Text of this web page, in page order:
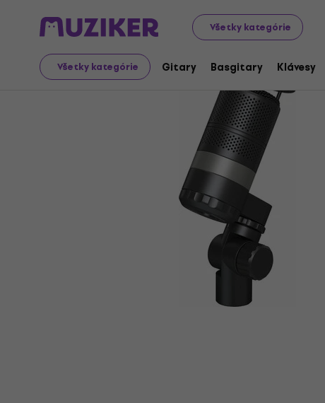
Všetky kategórie
Všetky kategórie Gitary Basgitary Klávesy
Hudobné nástroje Mikrofóny Dynamické mikrofóny
Video